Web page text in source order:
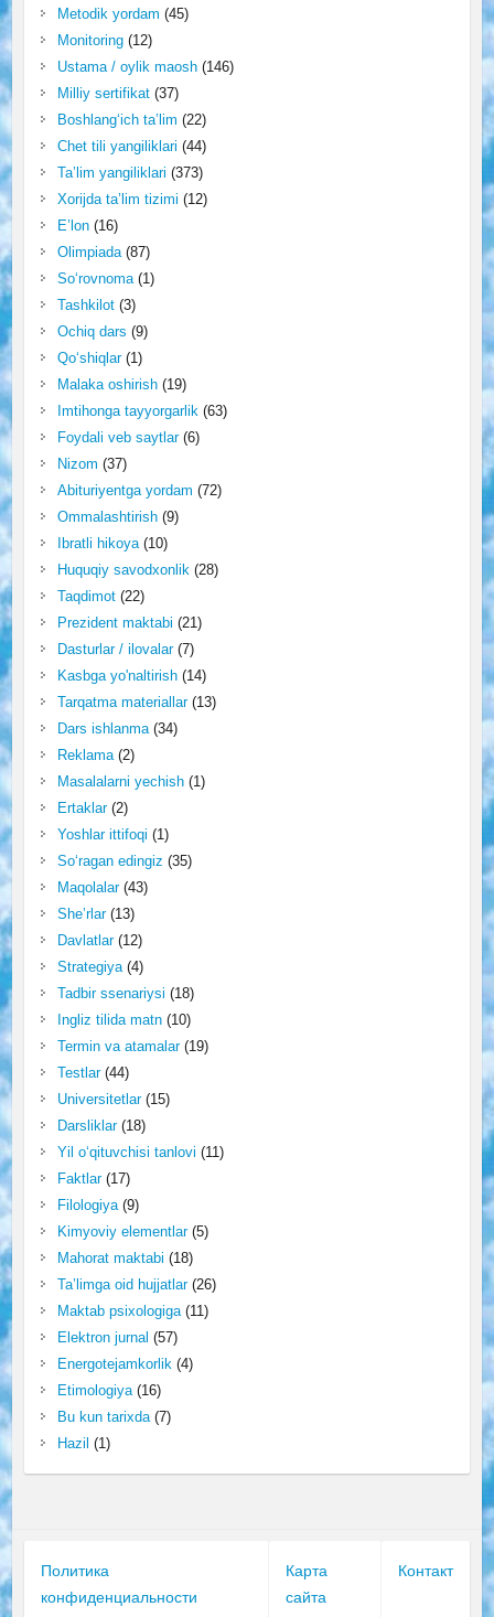
Metodik yordam (45)
Monitoring(12)
Ustama / oylik maosh(146)
Milliy sertifikat(37)
Boshlang‘ich ta’lim (22)
Chet tili yangiliklari (44)
Ta’lim yangiliklari (373)
Xorijda ta’lim tizimi (12)
E’lon(16)
Olimpiada(87)
So‘rovnoma(1)
Tashkilot(3)
Ochiq dars (9)
Qo‘shiqlar(1)
Malaka oshirish(19)
Imtihonga tayyorgarlik(63)
Foydali veb saytlar(6)
Nizom (37)
Abituriyentga yordam (72)
Ommalashtirish(9)
Ibratli hikoya(10)
Huquqiy savodxonlik(28)
Taqdimot(22)
Prezident maktabi (21)
Dasturlar / ilovalar(7)
Kasbga yo'naltirish(14)
Tarqatma materiallar(13)
Dars ishlanma(34)
Reklama(2)
Masalalarni yechish(1)
Ertaklar(2)
Yoshlar ittifoqi (1)
So‘ragan edingiz (35)
Maqolalar(43)
She’rlar(13)
Davlatlar(12)
Strategiya(4)
Tadbir ssenariysi (18)
Ingliz tilida matn(10)
Termin va atamalar(19)
Testlar(44)
Universitetlar(15)
Darsliklar(18)
Yil o‘qituvchisi tanlovi (11)
Faktlar(17)
Filologiya(9)
Kimyoviy elementlar(5)
Mahorat maktabi (18)
Ta’limga oid hujjatlar(26)
Maktab psixologiga(11)
Elektron jurnal (57)
Energotejamkorlik(4)
Etimologiya(16)
Bu kun tarixda(7)
Hazil (1)
Политика
конфиденциальности
Карта
сайта
Контакт